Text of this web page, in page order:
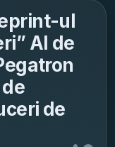
ul
AI de
de